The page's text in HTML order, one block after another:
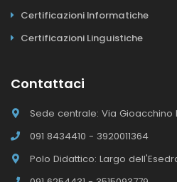
Certificazioni Informatiche
Certificazioni Linguistiche
Contattaci
Sede centrale: Via Gioacchino
091 8434410 - 3920011364
Polo Didattico: Largo